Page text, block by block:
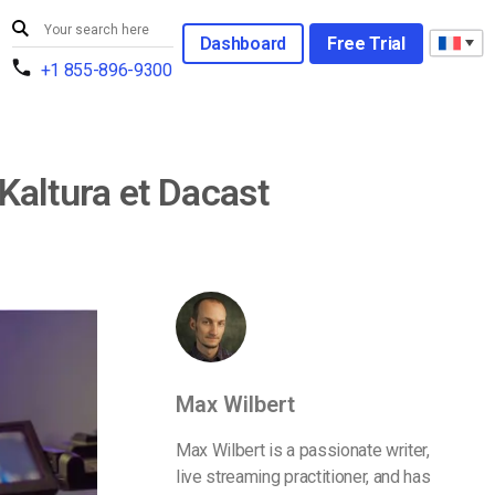
+1 855-896-9300
Dashboard Free Trial
et Dacast
Max Wilbert
Max Wilbert is a passionate writer,
live streaming practitioner, and has